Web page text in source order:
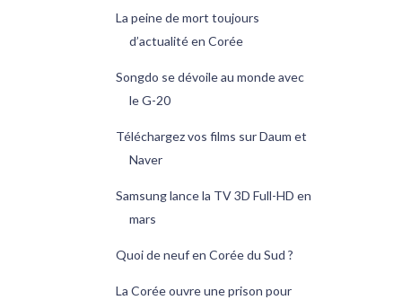
La peine de mort toujours
d’actualité en Corée
Songdo se dévoile au monde avec
le G-20
Téléchargez vos films sur Daum et
Naver
Samsung lance la TV 3D Full-HD en
mars
Quoi de neuf en Corée du Sud ?
La Corée ouvre une prison pour